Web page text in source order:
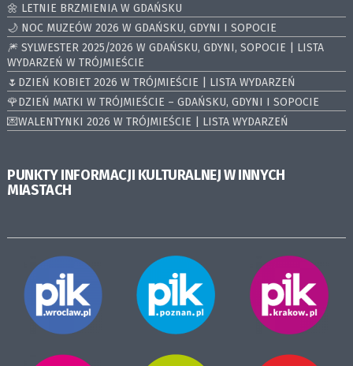
🌼 LETNIE BRZMIENIA W GDAŃSKU
🌙 NOC MUZEÓW 2026 W GDAŃSKU, GDYNI I SOPOCIE
🎆 SYLWESTER 2025/2026 W GDAŃSKU, GDYNI, SOPOCIE | LISTA
WYDARZEŃ W TRÓJMIEŚCIE
🌷DZIEŃ KOBIET 2026 W TRÓJMIEŚCIE | LISTA WYDARZEŃ
🌹DZIEŃ MATKI W TRÓJMIEŚCIE – GDAŃSKU, GDYNI I SOPOCIE
💌WALENTYNKI 2026 W TRÓJMIEŚCIE | LISTA WYDARZEŃ
PUNKTY INFORMACJI KULTURALNEJ W INNYCH
MIASTACH